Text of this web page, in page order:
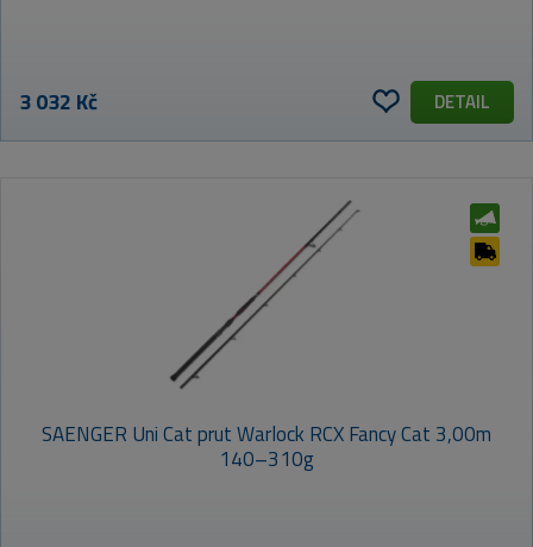
3 032 Kč DETAIL
SAENGER Uni Cat prut Warlock RCX Fancy Cat 3,00m
140–310g